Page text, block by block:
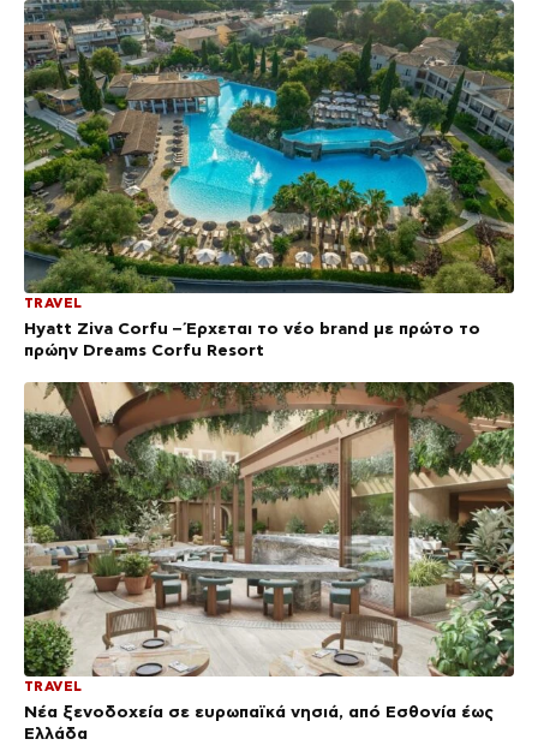
TRAVEL
Hyatt Ziva Corfu – Έρχεται το νέο brand με πρώτο το
πρώην Dreams Corfu Resort
TRAVEL
Νέα ξενοδοχεία σε ευρωπαϊκά νησιά, από Εσθονία έως
Ελλάδα